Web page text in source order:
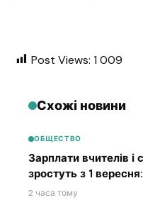
Post Views: 1 009
Схожі новини
ОБЩЕСТВО
Зарплати вчителів і
зростуть з 1
2 часа тому